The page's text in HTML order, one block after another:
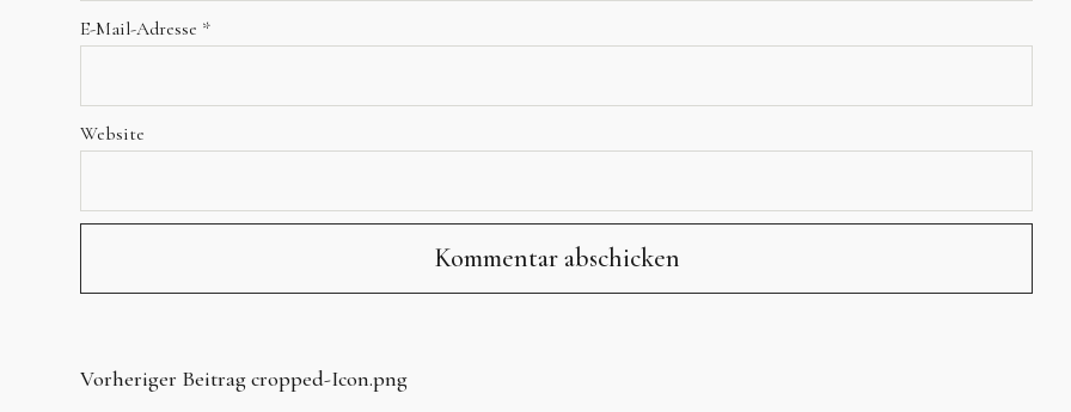
E-Mail-Adresse *
Website
Vorheriger Beitragcropped-Icon.png